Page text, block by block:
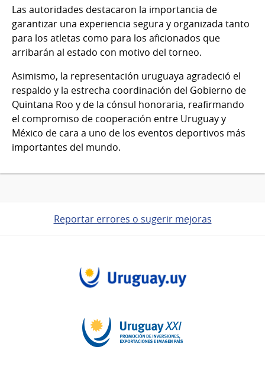
Las autoridades destacaron la importancia de
garantizar una experiencia segura y organizada tanto
para los atletas como para los aficionados que
arribarán al estado con motivo del torneo.
Asimismo, la representación uruguaya agradeció el
respaldo y la estrecha coordinación del Gobierno de
Quintana Roo y de la cónsul honoraria, reafirmando
el compromiso de cooperación entre Uruguay y
México de cara a uno de los eventos deportivos más
importantes del mundo.
Reportar errores o sugerir mejoras